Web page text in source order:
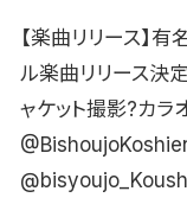
【楽曲リリース】
ル楽曲リリース決
ャケット撮影?カ